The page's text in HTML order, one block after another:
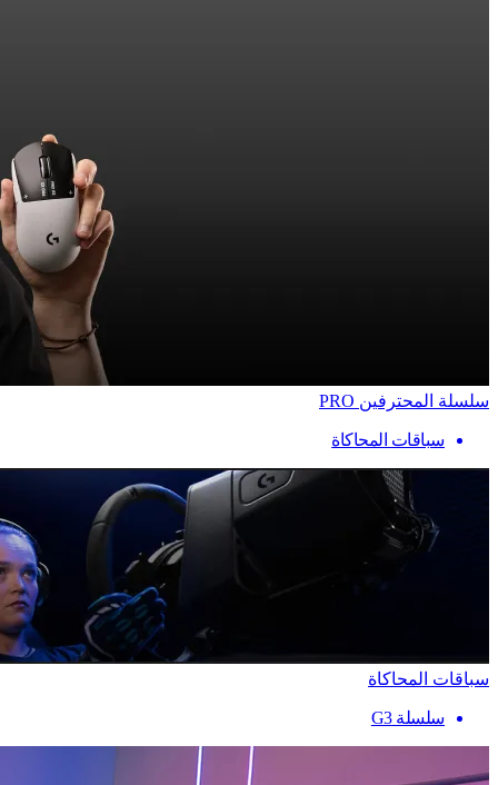
سلسلة المحترفين PRO
سباقات المحاكاة
سباقات المحاكاة
سلسلة G3